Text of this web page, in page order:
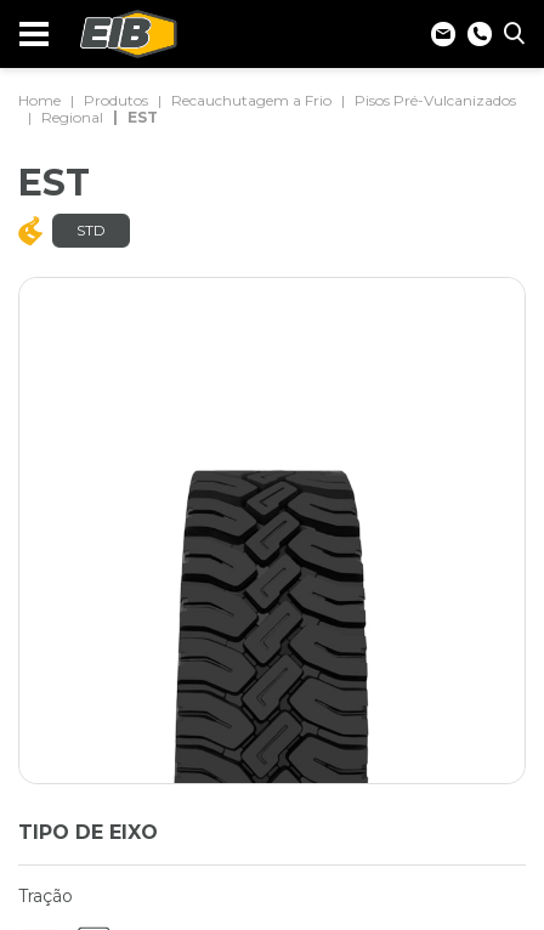
Home Produtos Recauchutagem a Frio
Pisos Pré-Vulcanizados
Regional
EST
EST
STD
TIPO DE EIXO
Tração